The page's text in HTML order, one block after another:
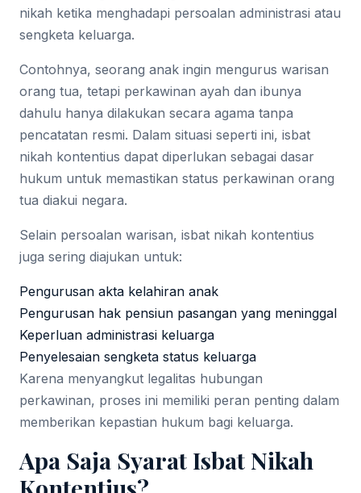
nikah ketika menghadapi persoalan administrasi atau
sengketa keluarga.
Contohnya, seorang anak ingin mengurus warisan
orang tua, tetapi perkawinan ayah dan ibunya
dahulu hanya dilakukan secara agama tanpa
pencatatan resmi. Dalam situasi seperti ini, isbat
nikah kontentius dapat diperlukan sebagai dasar
hukum untuk memastikan status perkawinan orang
tua diakui negara.
Selain persoalan warisan, isbat nikah kontentius
juga sering diajukan untuk:
Pengurusan akta kelahiran anak
Pengurusan hak pensiun pasangan yang meninggal
Keperluan administrasi keluarga
Penyelesaian sengketa status keluarga
Karena menyangkut legalitas hubungan
perkawinan, proses ini memiliki peran penting dalam
memberikan kepastian hukum bagi keluarga.
Apa Saja Syarat Isbat Nikah